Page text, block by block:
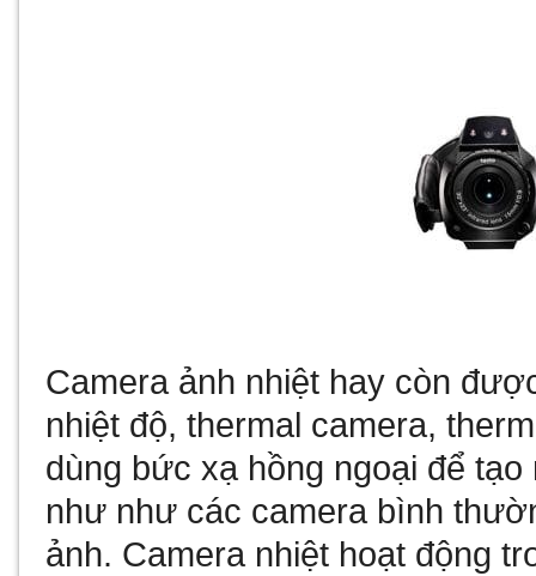
Camera ảnh nhiệt hay còn
nhiệt độ, thermal camera,
dùng bức xạ hồng ngoại để
như như các camera bình
ảnh. Camera nhiệt hoạt động